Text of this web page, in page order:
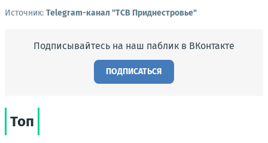
Источник: Telegram-канал "ТСВ Приднестровье"
Подписывайтесь на наш паблик в ВКонтакте
ПОДПИСАТЬСЯ
Топ